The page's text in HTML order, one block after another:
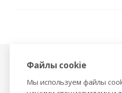
Физиотерапия,
Ингаляторы
Файлы cookie
Мы используем файлы